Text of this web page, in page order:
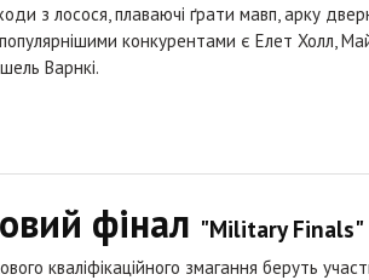
з лосося, плаваючі ґрати мавп, арку
конкурентами є Елет Холл,
Варнкі.
фінал "Military Finals"
кваліфікаційного змагання беруть